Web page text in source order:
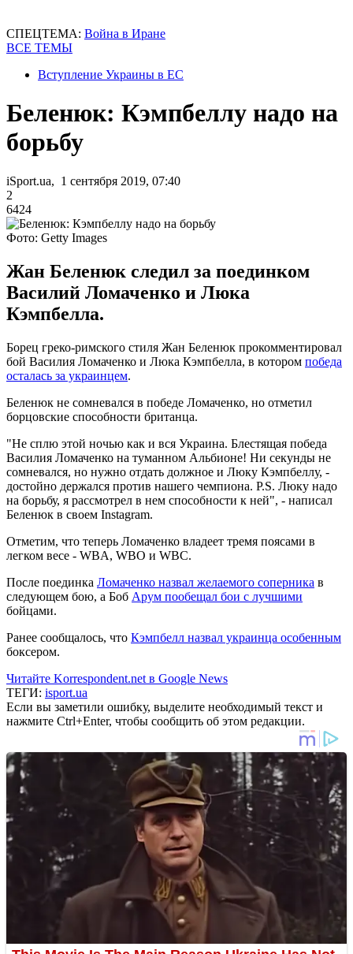
СПЕЦТЕМА: Война в Иране
ВСЕ ТЕМЫ
Вступление Украины в ЕС
Беленюк: Кэмпбеллу надо на
борьбу
iSport.ua, 1 сентября 2019, 07:40
2
6424
Фото: Getty Images
Жан Беленюк следил за поединком
Василий Ломаченко и Люка
Кэмпбелла.
Борец греко-римского стиля Жан Беленюк прокомментировал
бой Василия Ломаченко и Люка Кэмпбелла, в котором победа
осталась за украинцем.
Беленюк не сомневался в победе Ломаченко, но отметил
борцовские способности британца.
"Не сплю этой ночью как и вся Украина. Блестящая победа
Василия Ломаченко на туманном Альбионе! Ни секунды не
сомневался, но нужно отдать должное и Люку Кэмпбеллу, -
достойно держался против нашего чемпиона. P.S. Люку надо
на борьбу, я рассмотрел в нем способности к ней", - написал
Беленюк в своем Instagram.
Отметим, что теперь Ломаченко владеет тремя поясами в
легком весе - WBA, WBO и WBC.
После поединка Ломаченко назвал желаемого соперника в
следующем бою, а Боб Арум пообещал бои с лучшими
бойцами.
Ранее сообщалось, что Кэмпбелл назвал украинца особенным
боксером.
Читайте Korrespondent.net в Google News
ТЕГИ: isport.ua
Если вы заметили ошибку, выделите необходимый текст и
нажмите Ctrl+Enter, чтобы сообщить об этом редакции.